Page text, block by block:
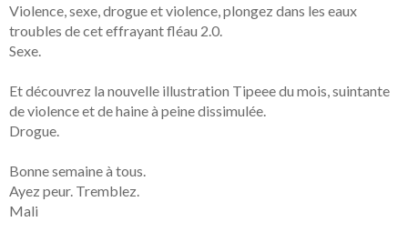
Violence, sexe, drogue et violence, plongez dans les eaux
troubles de cet effrayant fléau 2.0.
Sexe.
Et découvrez la nouvelle illustration Tipeee du mois, suintante
de violence et de haine à peine dissimulée.
Drogue.
Bonne semaine à tous.
Ayez peur. Tremblez.
Mali